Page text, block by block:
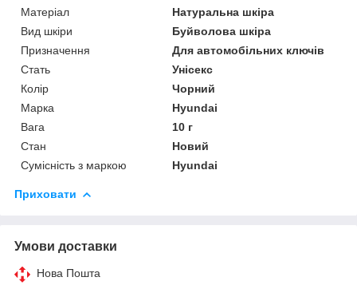
Матеріал
Натуральна шкіра
Вид шкіри
Буйволова шкіра
Призначення
Для автомобільних ключів
Стать
Унісекс
Колір
Чорний
Марка
Hyundai
Вага
10 г
Стан
Новий
Сумісність з маркою
Hyundai
Приховати
Умови доставки
Нова Пошта